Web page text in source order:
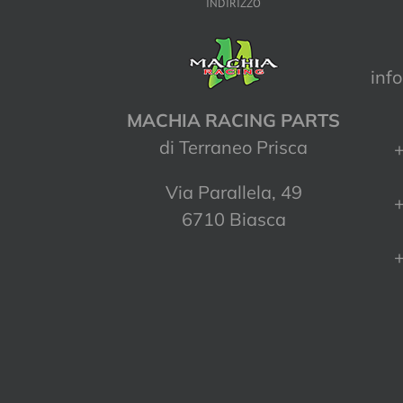
INDIRIZZO
MACHIA RACING PARTS
di Terraneo Prisca
Via Parallela, 49
6710 Biasca